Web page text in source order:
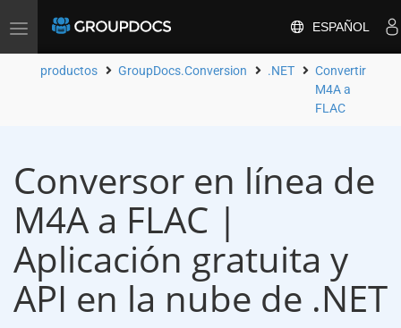
Toggle
ESPAÑOL
productos GroupDocs.Conversion .NET
Convertir
M4A a
FLAC
Conversor en línea de
M4A a FLAC |
Aplicación gratuita y
API en la nube de .NET